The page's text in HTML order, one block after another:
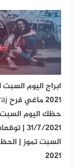
حظك اليوم السبت
31/7/2021 |
2021